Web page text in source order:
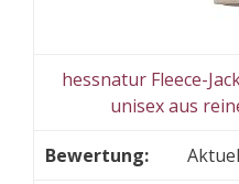
hessnatur Fleece-
unisex aus